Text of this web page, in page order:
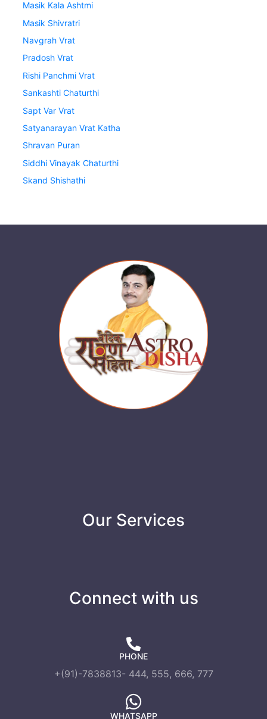
Masik Kala Ashtmi
Masik Shivratri
Navgrah Vrat
Pradosh Vrat
Rishi Panchmi Vrat
Sankashti Chaturthi
Sapt Var Vrat
Satyanarayan Vrat Katha
Shravan Puran
Siddhi Vinayak Chaturthi
Skand Shishathi
Our Services
Connect with us
PHONE
+(91)-7838813- 444, 555, 666, 777
WHATSAPP